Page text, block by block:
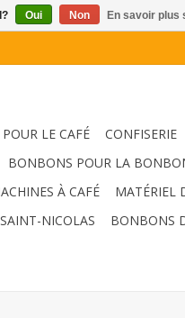
LE CAFÉ CONFISERIE
BONBONS POUR LA
À CAFÉ MATÉRIEL
NICOLAS BONBONS
Oui Non En savoir plus